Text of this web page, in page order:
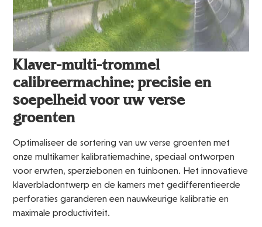
Klaver-multi-trommel
calibreermachine: precisie en
soepelheid voor uw verse
groenten
Optimaliseer de sortering van uw verse groenten met
onze multikamer kalibratiemachine, speciaal ontworpen
voor erwten, sperziebonen en tuinbonen. Het innovatieve
klaverbladontwerp en de kamers met gedifferentieerde
perforaties garanderen een nauwkeurige kalibratie en
maximale productiviteit.